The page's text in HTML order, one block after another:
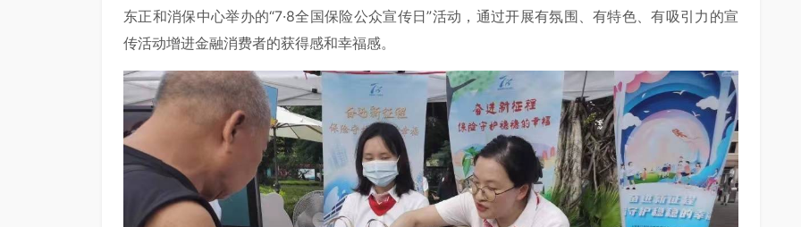
东正和消保中心举办的“7·8全国保险公众宣传日”活动，通过开展有氛围、有特色、有吸引力的宣
传活动增进金融消费者的获得感和幸福感。